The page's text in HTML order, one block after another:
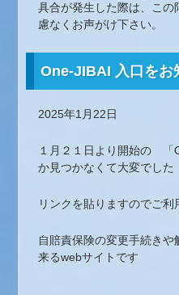
具合が発生した際は、こ
慮なくお声がけ下さい。
One-JIBAI 入口をお
2025年1月22日
１月２１日より開始の 「
か見つかなくて大変でした
リンクを貼りますのでご利
自賠責保険の変更手続き
来るwebサイトです